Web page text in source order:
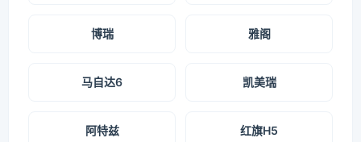
博瑞 雅阁
马自达6 凯美瑞
阿特兹 红旗H5